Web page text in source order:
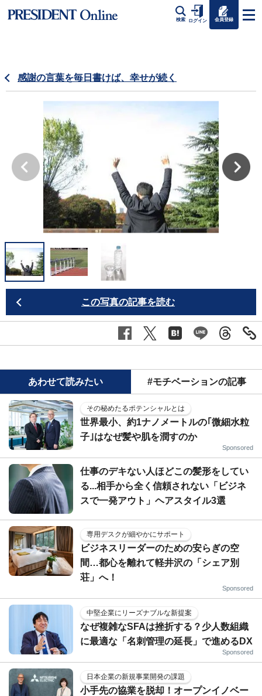
検索 ログイン 会員登録
感謝の言葉を毎日書けば、幸せが続く
この写真の記事を読む
あわせて読みたい #モチベーションの記事
その秘めたるポテンシャルとは
世界最小、約1ナノメートルの｢微細水粒
子｣はなぜ髪や肌を潤すのか
Sponsored
仕事のデキない人ほどこの髪形をしてい
る...相手から全く信頼されない「ビジネ
スで一発アウト」ヘアスタイル3選
専用デスクが細やかにサポート
ビジネスリーダーのための安らぎの空
間…都心を離れて軽井沢の「シェア別
荘」へ！
Sponsored
中堅企業にリーズナブルな新提案
なぜ複雑なSFAは挫折する？少人数組織
に最適な「名刺管理の延長」で進めるDX
Sponsored
日本企業の新規事業開発の課題
小手先の協業を脱却！オープンイノベー